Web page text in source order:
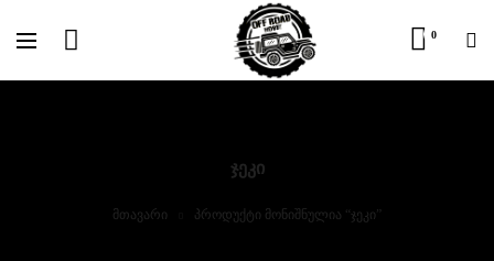
0
ᲯᲔᲙᲘ
მთავარი პროდუქტი მონიშნულია “ჯეკი”